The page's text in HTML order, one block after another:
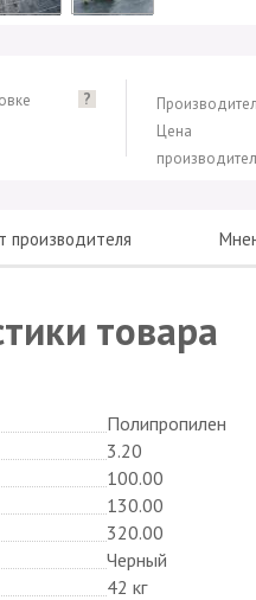
?
Цена
производителя
товара
Полипропилен
3.20
100.00
130.00
320.00
Черный
42 кг